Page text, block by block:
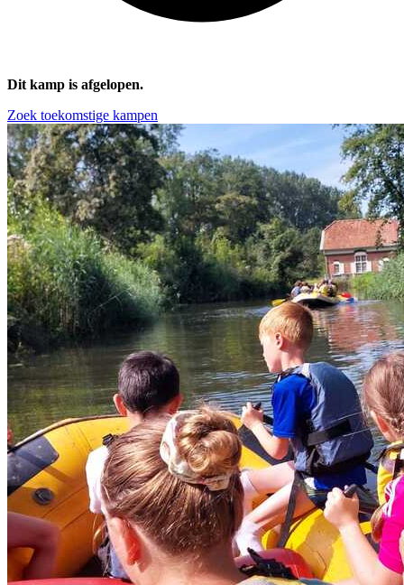
Dit kamp is afgelopen.
Zoek toekomstige kampen